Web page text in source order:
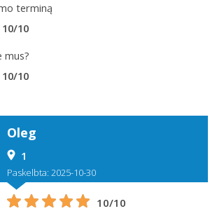
terminą
10/10
mus?
10/10
Oleg
1
Paskelbta: 2025-10-30
10/10